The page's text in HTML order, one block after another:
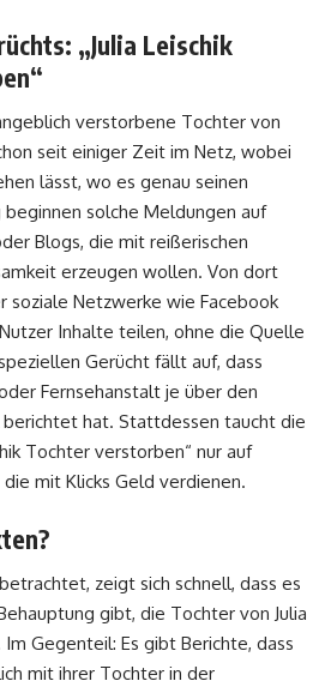
„Julia Leischik
verstorbene Tochter von
seit einiger Zeit im Netz, wobei
lässt, wo es genau seinen
solche Meldungen auf
Blogs, die mit reißerischen
erzeugen wollen. Von dort
soziale Netzwerke wie Facebook
Inhalte teilen, ohne die Quelle
Gerücht fällt auf, dass
Fernsehanstalt je über den
hat. Stattdessen taucht die
Tochter verstorben“ nur auf
mit Klicks Geld verdienen.
zeigt sich schnell, dass es
gibt, die Tochter von Julia
Gegenteil: Es gibt Berichte, dass
mit ihrer Tochter in der